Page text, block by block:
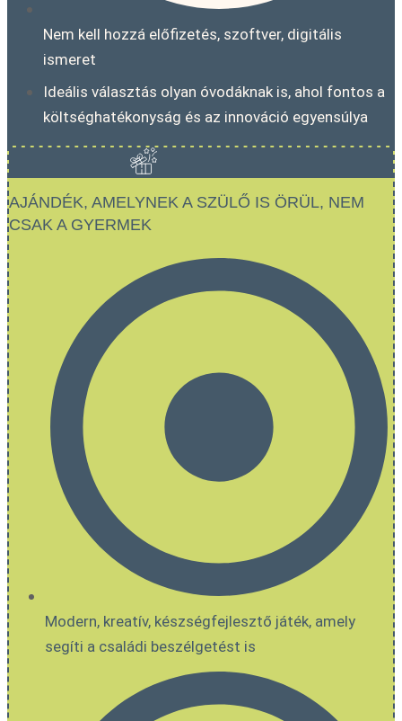
Nem kell hozzá előfizetés, szoftver, digitális
ismeret
Ideális választás olyan óvodáknak is, ahol fontos a
költséghatékonyság és az innováció egyensúlya
AJÁNDÉK, AMELYNEK A SZÜLŐ IS ÖRÜL, NEM
CSAK A GYERMEK
Modern, kreatív, készségfejlesztő játék, amely
segíti a családi beszélgetést is